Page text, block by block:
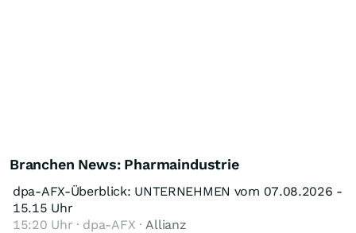
Branchen News: Pharmaindustrie
dpa-AFX-Überblick: UNTERNEHMEN vom 07.08.2026 -
15.15 Uhr
15:20 Uhr · dpa-AFX · Allianz